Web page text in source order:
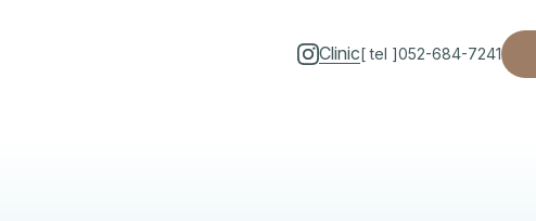
Clinic[ tel ]052-684-7241